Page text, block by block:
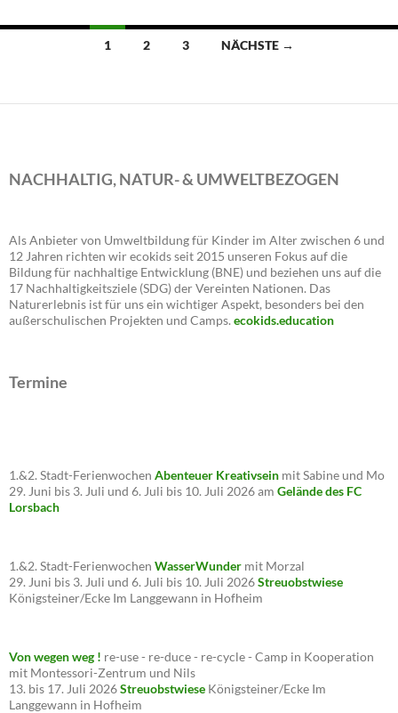
Beitragsnavigation
1 2 3 NÄCHSTE →
NACHHALTIG, NATUR- & UMWELTBEZOGEN
Als Anbieter von Umweltbildung für Kinder im Alter zwischen 6 und
12 Jahren richten wir ecokids seit 2015 unseren Fokus auf die
Bildung für nachhaltige Entwicklung (BNE) und beziehen uns auf die
17 Nachhaltigkeitsziele (SDG) der Vereinten Nationen. Das
Naturerlebnis ist für uns ein wichtiger Aspekt, besonders bei den
außerschulischen Projekten und Camps. ecokids.education
Termine
1.&2. Stadt-Ferienwochen Abenteuer Kreativsein mit Sabine und Mo
29. Juni bis 3. Juli und 6. Juli bis 10. Juli 2026 am Gelände des FC
Lorsbach
1.&2. Stadt-Ferienwochen WasserWunder mit Morzal
29. Juni bis 3. Juli und 6. Juli bis 10. Juli 2026Streuobstwiese
Königsteiner/Ecke Im Langgewann in Hofheim
Von wegen weg ! re-use - re-duce - re-cycle - Camp in Kooperation
mit Montessori-Zentrum und Nils
13. bis 17. Juli 2026Streuobstwiese Königsteiner/Ecke Im
Langgewann in Hofheim